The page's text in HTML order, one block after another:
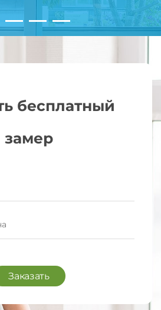
бесплатный
замер
Заказать